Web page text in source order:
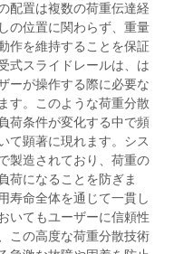
配置は複数の荷重伝達経
の位置に関わらず、重量
作を維持することを保証
式スライドレールは、は
ーが操作する際に必要な
す。このような荷重分散
荷条件が変化する中で頻
て顕著に現れます。シス
製造されており、荷重の
荷になることを防ぎま
寿命全体を通じて一貫し
いてもユーザーに信頼性
この高度な荷重分散技術